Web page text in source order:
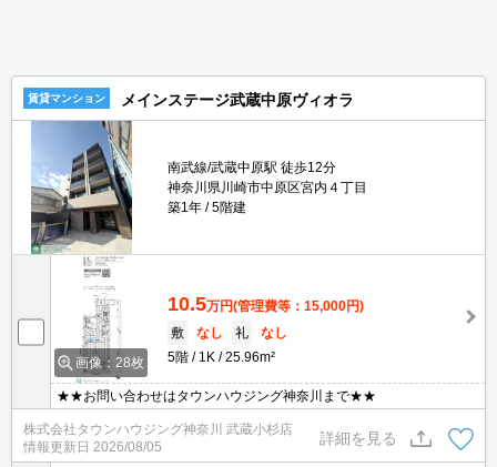
賃貸マンション メインステージ武蔵中原ヴィオラ
南武線/武蔵中原駅 徒歩12分
神奈川県川崎市中原区宮内４丁目
築1年
5階建
画像：28枚
10.5万円(管理費等：15,000円)
敷
なし 礼
なし
5階
1K 25.96m²
★★お問い合わせはタウンハウジング神奈川まで★★
株式会社タウンハウジング神奈川 武蔵小杉店
情報更新日 2026/08/05
詳細を見る